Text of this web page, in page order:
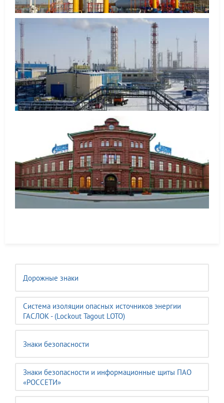
Дорожные знаки
Система изоляции опасных источников энергии
ГАСЛОК - (Lockout Tagout LOTO)
Знаки безопасности
Знаки безопасности и информационные щиты ПАО
«РОССЕТИ»